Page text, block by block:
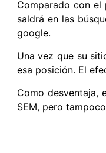
Comparado con el
saldrá en las
google.
Una vez que su
esa posición. El
Como desventaja,
SEM, pero